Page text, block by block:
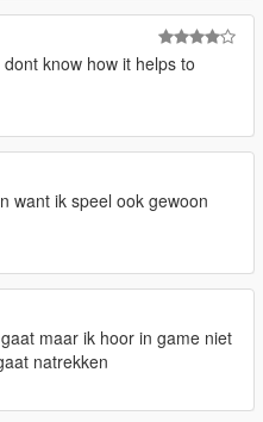
know how it helps to
want ik speel ook gewoon
maar ik hoor in game niet
natrekken